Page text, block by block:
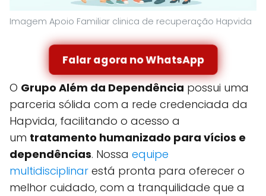
Imagem Apoio Familiar clinica de recuperação Hapvida
Falar agora no WhatsApp
O Grupo Além da Dependência possui uma
parceria sólida com a rede credenciada da
Hapvida, facilitando o acesso a
um tratamento humanizado para vícios e
dependências. Nossa equipe
multidisciplinar está pronta para oferecer o
melhor cuidado, com a tranquilidade que a